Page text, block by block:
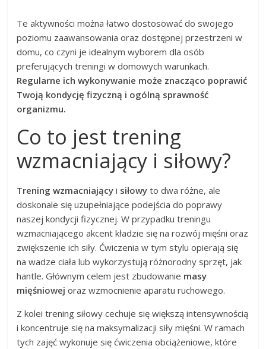
Te aktywności można łatwo dostosować do swojego
poziomu zaawansowania oraz dostępnej przestrzeni w
domu, co czyni je idealnym wyborem dla osób
preferujących treningi w domowych warunkach.
Regularne ich wykonywanie może znacząco poprawić
Twoją kondycję fizyczną i ogólną sprawność
organizmu.
Co to jest trening
wzmacniający i siłowy?
Trening wzmacniający i siłowy to dwa różne, ale
doskonale się uzupełniające podejścia do poprawy
naszej kondycji fizycznej. W przypadku treningu
wzmacniającego akcent kładzie się na rozwój mięśni oraz
zwiększenie ich siły. Ćwiczenia w tym stylu opierają się
na wadze ciała lub wykorzystują różnorodny sprzęt, jak
hantle. Głównym celem jest zbudowanie masy
mięśniowej oraz wzmocnienie aparatu ruchowego.
Z kolei trening siłowy cechuje się większą intensywnością
i koncentruje się na maksymalizacji siły mięśni. W ramach
tych zajęć wykonuje się ćwiczenia obciążeniowe, które